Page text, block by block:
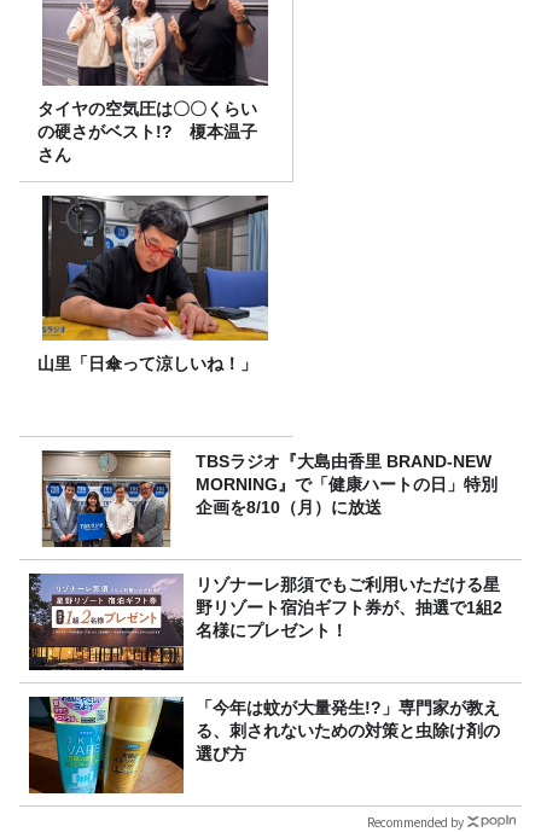
タイヤの空気圧は〇〇くらい
の硬さがベスト!? 榎本温子
さん
山里「日傘って涼しいね！」
TBSラジオ『大島由香里 BRAND-NEW
MORNING』で「健康ハートの日」特別
企画を8/10（月）に放送
リゾナーレ那須でもご利用いただける星
野リゾート宿泊ギフト券が、抽選で1組2
名様にプレゼント！
「今年は蚊が大量発生!?」専門家が教え
る、刺されないための対策と虫除け剤の
選び方
Recommended by